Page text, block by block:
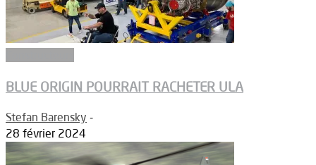
BLUE ORIGIN POURRAIT RACHETER ULA
Stefan Barensky -
28 février 2024